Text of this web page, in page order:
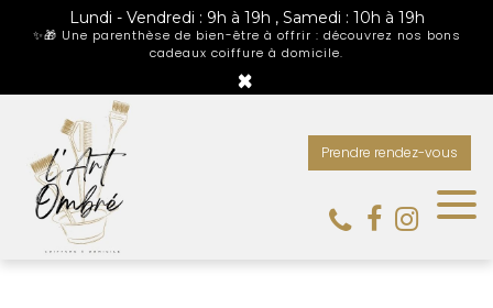
Lundi - Vendredi : 9h à 19h , Samedi : 10h à 19h
✨🎁 Une parenthèse de bien-être à offrir : découvrez nos bons
cadeaux coiffure à domicile.
×
Prendre rendez-vous
Panneau de gestion des cookies